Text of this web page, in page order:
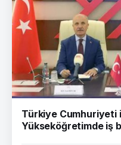
Türkiye Cumhuriyeti
Yükseköğretimde iş